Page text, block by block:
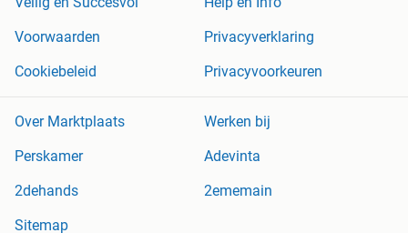
Voorwaarden
Privacyverklaring
Cookiebeleid
Privacyvoorkeuren
Over Marktplaats
Werken bij
Perskamer
Adevinta
2dehands
2ememain
Sitemap